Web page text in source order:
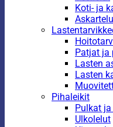
Koti- ja
Askartelu
Patjat ja
Lasten
Lasten
Pihaleikit
Pulkat
Ulkolelut